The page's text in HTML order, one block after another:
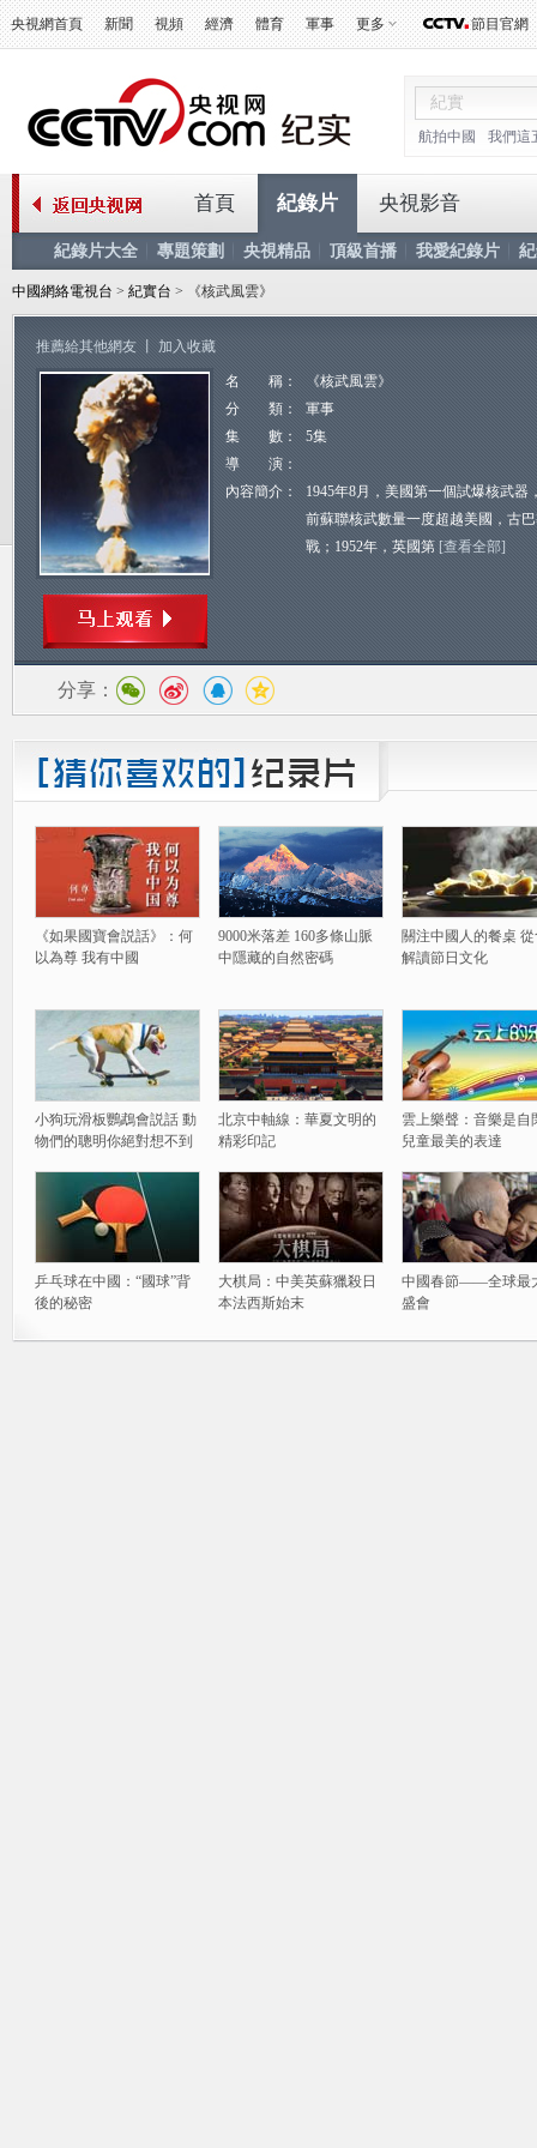
央視網首頁 新聞 視頻 經濟 體育 軍事 更多 節目官網
航拍中國 我們這
首頁 紀錄片
紀錄片大全 專題策劃 央視精品 頂級首播 我愛紀錄片
央視影音
中國網絡電視台 > 紀實台 > 《核武風雲》
推薦給其他網友 加入收藏
名 稱：
《核武風雲》
分 類：
軍事
集 數：
5集
導 演：
內容簡介：
1945年8月，美國第一個試爆核武
前蘇聯核武數量一度超越美國，古
戰；1952年，英國第 [查看全部]
分享：
《如果國寶會説話》：何
以為尊 我有中國
9000米落差 160多條山脈
中隱藏的自然密碼
關注中國人的餐桌
解讀節日文化
小狗玩滑板鸚鵡會説話 動
物們的聰明你絕對想不到
北京中軸線：華夏文明的
精彩印記
雲上樂聲：音樂是自
兒童最美的表達
乒乓球在中國：“國球”背
後的秘密
大棋局：中美英蘇獵殺日
本法西斯始末
中國春節——全球最
盛會